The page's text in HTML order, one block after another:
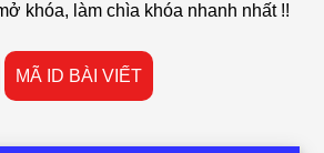
khóa, làm chìa khóa nhanh nhất !!
MÃ ID BÀI VIẾT